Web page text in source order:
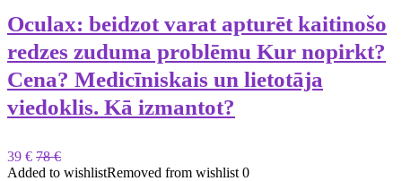
Oculax: beidzot varat apturēt kaitinošo
redzes zuduma problēmu Kur nopirkt?
Cena? Medicīniskais un lietotāja
viedoklis. Kā izmantot?
39 € 78 €
Added to wishlistRemoved from wishlist 0